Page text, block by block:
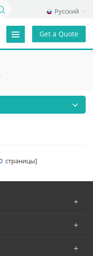
Русский
Get a Quote
страницы]